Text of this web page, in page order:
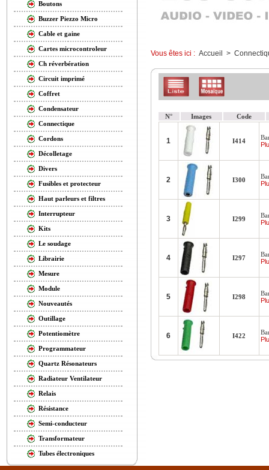
Boutons
Buzzer Piezzo Micro
Cable et gaine
Cartes microcontroleur
Ch réverbération
Circuit imprimé
Coffret
Condensateur
Connectique
Cordons
Décolletage
Divers
Fusibles et protecteur
Haut parleurs et filtres
Interrupteur
Kits
Le soudage
Librairie
Mesure
Module
Nouveautés
Outillage
Potentiomètre
Programmateur
Quartz Résonateurs
Radiateur Ventilateur
Relais
Résistance
Semi-conducteur
Transformateur
Tubes électroniques
Vous êtes ici : Accueil >
N° Images Code
1 I414
2 I300
3 I299
4 I297
5 I298
6 I422